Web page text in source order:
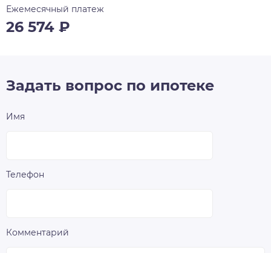
Ежемесячный платеж
26 574 ₽
Задать вопрос по ипотеке
Имя
Телефон
Комментарий